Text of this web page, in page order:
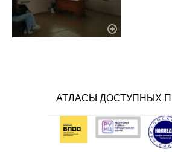
АТЛАСЫ ДОСТУПНЫХ